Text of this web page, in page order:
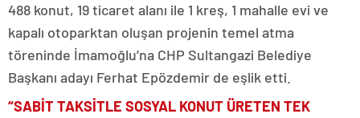
488 konut, 19 ticaret alanı ile 1 kreş, 1 mahalle evi ve
kapalı otoparktan oluşan projenin temel atma
töreninde İmamoğlu’na CHP Sultangazi Belediye
Başkanı adayı Ferhat Epözdemir de eşlik etti.
“SABİT TAKSİTLE SOSYAL KONUT ÜRETEN TEK